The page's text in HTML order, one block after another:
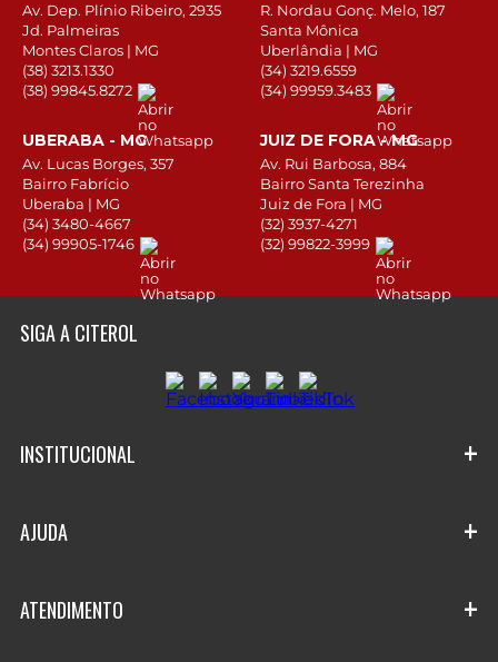
Av. Dep. Plínio Ribeiro, 2935
Jd. Palmeiras
Montes Claros | MG
(38) 3213.1330
(38) 99845.8272
R. Nordau Gonç. Melo, 187
Santa Mônica
Uberlândia | MG
(34) 3219.6559
(34) 99959.3483
UBERABA - MG
Av. Lucas Borges, 357
Bairro Fabrício
Uberaba | MG
(34) 3480-4667
(34) 99905-1746
JUIZ DE FORA - MG
Av. Rui Barbosa, 884
Bairro Santa Terezinha
Juiz de Fora | MG
(32) 3937-4271
(32) 99822-3999
SIGA A CITEROL
INSTITUCIONAL +
Roteiro do Caminhão
AJUDA +
ATENDIMENTO +